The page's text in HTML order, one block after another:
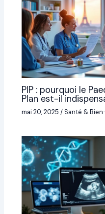
PIP : pourquoi le
Plan est-il
mai 20, 2025/Santé &